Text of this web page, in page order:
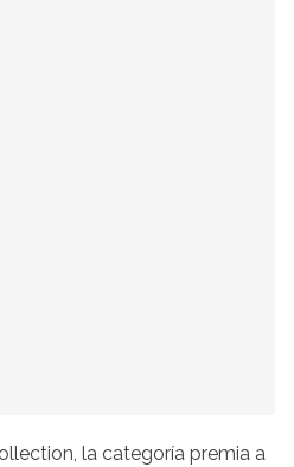
la categoría premia a